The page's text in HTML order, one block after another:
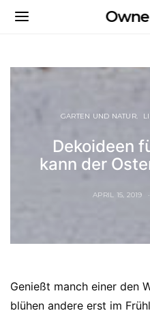
GARTEN UND NATUR
Dekoideen
kann der
APRIL 15, 2019
Genießt manch einer den
blühen andere erst im